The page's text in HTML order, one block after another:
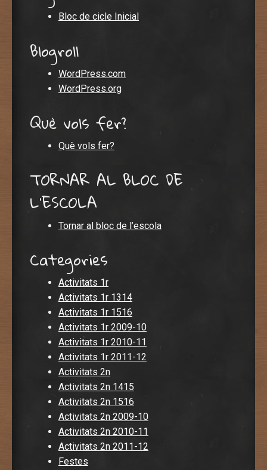
Bloc de cicle Inicial
Blogroll
WordPress.com
WordPress.org
Què vols fer?
Què vols fer?
TORNAR AL BLOC DE
L'ESCOLA
Tornar al bloc de l’escola
Categories
Activitats 1r
Activitats 1r 1314
Activitats 1r 1516
Activitats 1r 2009-10
Activitats 1r 2010-11
Activitats 1r 2011-12
Activitats 2n
Activitats 2n 1415
Activitats 2n 1516
Activitats 2n 2009-10
Activitats 2n 2010-11
Activitats 2n 2011-12
Festes